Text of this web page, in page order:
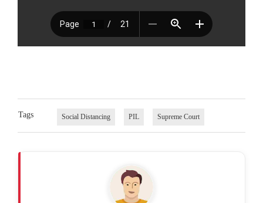
Tags Social Distancing PIL Supreme Court